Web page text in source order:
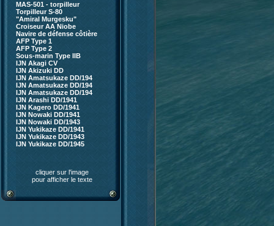
MAS-501 - torpilleur
Torpilleur S-80
"Amiral Murgesku"
Croiseur AA Niobe
Navire de défense côtière
AFP Type 1
AFP Type 2
Sous-marin Type IIB
IJN Akagi CV
IJN Akizuki DD
IJN Amatsukaze DD/194
IJN Amatsukaze DD/194
IJN Amatsukaze DD/194
IJN Arashi DD/1941
IJN Kagero DD/1941
IJN Nowaki DD/1941
IJN Nowaki DD/1943
IJN Yukikaze DD/1941
IJN Yukikaze DD/1943
IJN Yukikaze DD/1945
cliquer sur l'image
pour afficher le texte